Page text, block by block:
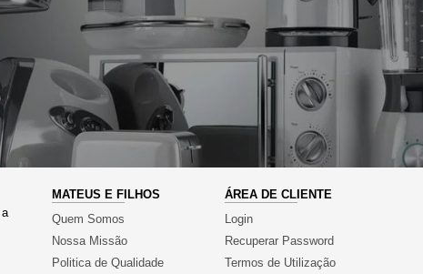
MATEUS E FILHOS
Quem Somos
Nossa Missão
Politica de Qualidade
ÁREA DE CLIENTE
Login
Recuperar Password
Termos de Utilização